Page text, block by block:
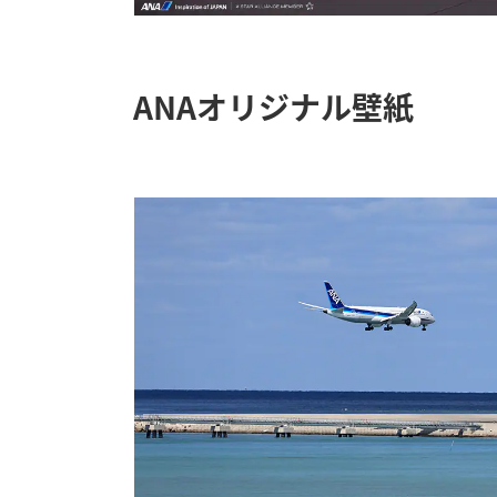
ANAオリジナル壁紙